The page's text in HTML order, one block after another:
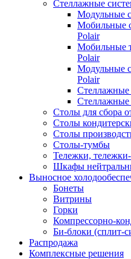
Стеллажные
Модульные
Мобильные
Polair
Мобильные
Polair
Модульные
Polair
Стеллажные
Столы для сбора
Столы
Столы
Столы-тумбы
Тележки,
Шкафы
Выносное
Бонеты
Витрины
Горки
Компрессорно-
Би-блоки (сплит-
Распродажа
Комплексные решения